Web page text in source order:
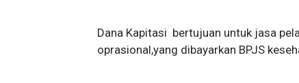
Dana Kapitasi bertujuan untuk jasa
oprasional,yang dibayarkan BPJS